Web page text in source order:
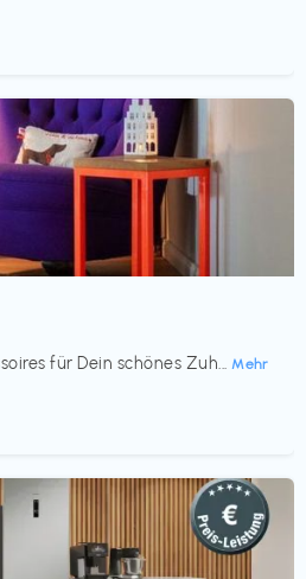
für Dein schönes Zuh... Mehr